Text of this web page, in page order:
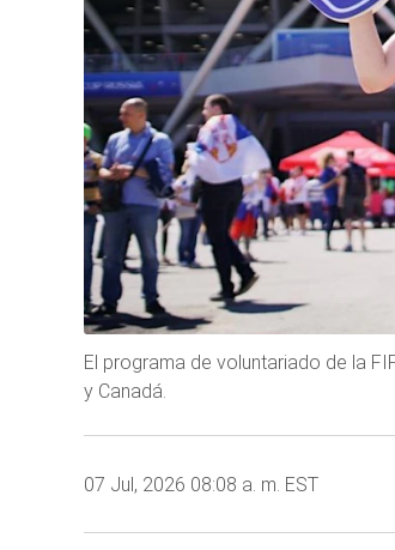
El programa de voluntariado de la
y Canadá.
07 Jul, 2026 08:08 a. m. EST